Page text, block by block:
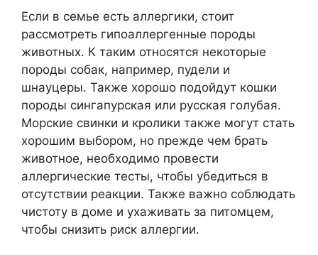
Если в семье есть аллергики, стоит
рассмотреть гипоаллергенные породы
животных. К таким относятся некоторые
породы собак, например, пудели и
шнауцеры. Также хорошо подойдут кошки
породы сингапурская или русская голубая.
Морские свинки и кролики также могут стать
хорошим выбором, но прежде чем брать
животное, необходимо провести
аллергические тесты, чтобы убедиться в
отсутствии реакции. Также важно соблюдать
чистоту в доме и ухаживать за питомцем,
чтобы снизить риск аллергии.